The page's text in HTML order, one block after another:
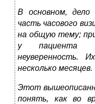
В основном, дело
часть часового
на общую тему;
у пациента
неуверенность.
несколько месяцев.
Этот
понять, как во